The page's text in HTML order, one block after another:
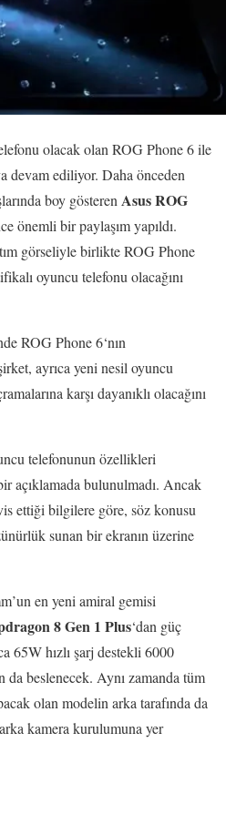
olacak olan ROG Phone 6 ile
devam ediliyor. Daha önceden
boy gösteren Asus ROG
önemli bir paylaşım yapıldı.
görseliyle birlikte ROG Phone
oyuncu telefonu olacağını
ROG Phone 6‘nın
ayrıca yeni nesil oyuncu
karşı dayanıklı olacağını
telefonunun özellikleri
açıklamada bulunulmadı. Ancak
ettiği bilgilere göre, söz konusu
sunan bir ekranın üzerine
en yeni amiral gemisi
8 Gen 1 Plus‘dan güç
65W hızlı şarj destekli 6000
da beslenecek. Aynı zamanda tüm
olan modelin arka tarafında da
kamera kurulumuna yer